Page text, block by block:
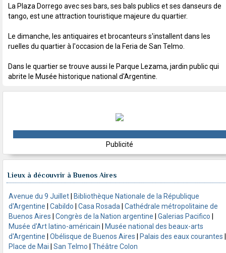
La Plaza Dorrego avec ses bars, ses bals publics et ses danseurs de
tango, est une attraction touristique majeure du quartier.
Le dimanche, les antiquaires et brocanteurs s'installent dans les
ruelles du quartier à l'occasion de la Feria de San Telmo.
Dans le quartier se trouve aussi le Parque Lezama, jardin public qui
abrite le Musée historique national d'Argentine.
Publicité
Lieux à découvrir à Buenos Aires
Avenue du 9 Juillet
Bibliothèque Nationale de la République
d'Argentine
Cabildo Casa Rosada Cathédrale métropolitaine de
Buenos Aires
Congrès de la Nation argentine Galerias Pacifico
Musée d'Art latino-américain
Musée national des beaux-arts
d'Argentine
Obélisque de Buenos Aires Palais des eaux courantes
Place de Mai
San Telmo Théâtre Colon